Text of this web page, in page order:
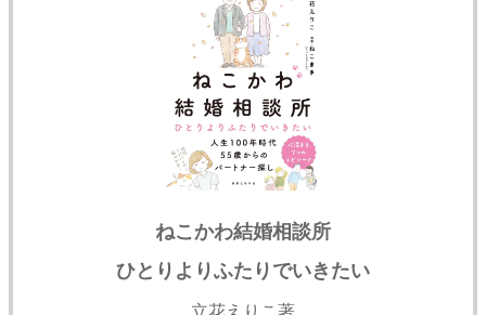
ねこかわ結婚相談所
ひとりよりふたりでいきたい